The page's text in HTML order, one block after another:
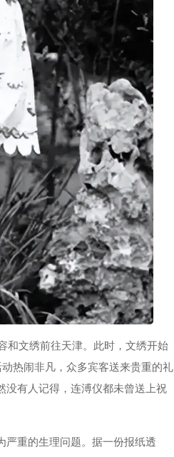
和文绣前往天津。此时，文绣开始
热闹非凡，众多宾客送来贵重的礼
没有人记得，连溥仪都未曾送上祝
严重的生理问题。据一份报纸透